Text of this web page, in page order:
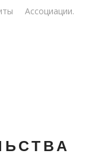
Ассоциации.